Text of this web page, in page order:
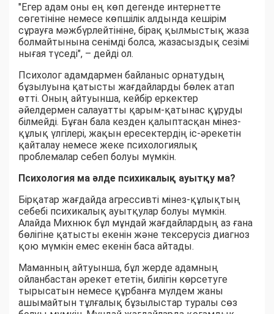
"Егер адам оны ең көп дегенде интернетте
сөгетініне немесе көпшілік алдында кешірім
сұрауға мәжбүрлейтініне, бірақ қылмыстық жаза
болмайтынына сенімді болса, жазасыздық сезімі
нығая түседі", – дейді ол.
Психолог адамдармен байланыс орнатудың
бұзылуына қатысты жағдайларды бөлек атап
өтті. Оның айтуынша, кейбір еркектер
әйелдермен салауатты қарым-қатынас құруды
білмейді. Бұған бала кезден қалыптасқан мінез-
құлық үлгілері, жақын ересектердің іс-әрекетін
қайталау немесе жеке психологиялық
проблемалар себеп болуы мүмкін.
Психология ма әлде психикалық ауытқу ма?
Бірқатар жағдайда агрессивті мінез-құлықтың
себебі психикалық ауытқулар болуы мүмкін.
Алайда Михнюк бұл мұндай жағдайлардың аз ғана
бөлігіне қатысты екенін және тексерусіз диагноз
қою мүмкін емес екенін баса айтады.
Маманның айтуынша, бұл жерде адамның
ойланбастан әрекет ететін, билігін көрсетуге
тырысатын немесе құрбанға мүлдем жаны
ашымайтын тұлғалық бұзылыстар туралы сөз